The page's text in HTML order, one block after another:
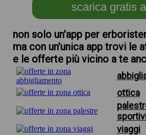
scarica gratis
non solo un'app per
ma con un'unica app trovi le
e le offerte più vicino a te
ottica
viaggi